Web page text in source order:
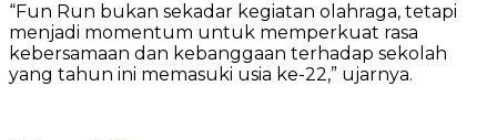
‎“Fun Run bukan sekadar kegiatan olahraga, tetapi
menjadi momentum untuk memperkuat rasa
kebersamaan dan kebanggaan terhadap sekolah
yang tahun ini memasuki usia ke-22,” ujarnya.